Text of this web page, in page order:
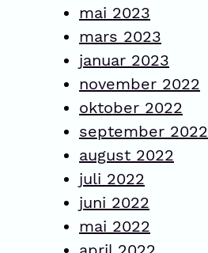
mai 2023
mars 2023
januar 2023
november 2022
oktober 2022
september 2022
august 2022
juli 2022
juni 2022
mai 2022